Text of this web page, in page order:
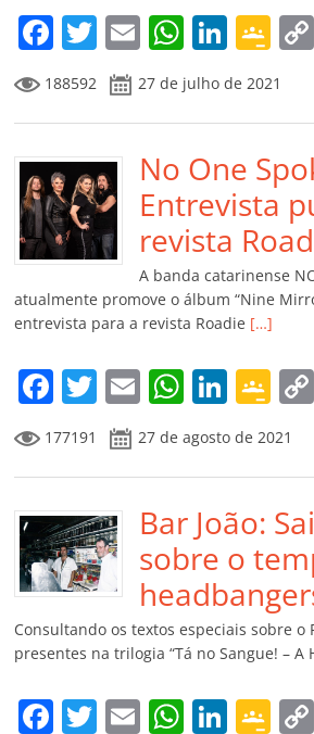
m
F
a
c
e
b
o
o
k
T
w
itt
er
E
m
ai
l
W
h
at
s
A
p
p
Li
n
k
e
dI
n
G
o
o
gl
e
Cl
a
ss
ro
o
m
188592 27 de julho de 2021
No One
Entrevista
revista
A banda catarinense
atualmente promove o álbum “Nine
entrevista para a revista Roadie […]
F
a
c
e
b
o
o
k
T
w
itt
er
E
m
ai
l
W
at
s
A
p
p
Li
n
k
e
dI
n
G
o
o
gl
e
Cl
a
ss
ro
o
177191 27 de agosto de 2021
Bar João:
sobre o
Consultando os textos especiais sobre o
presentes na trilogia “Tá no Sangue! – A
F T E W Li G